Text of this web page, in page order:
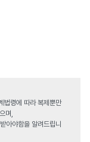
법령에 따라 복제뿐만
며,
아야함을 알려드립니